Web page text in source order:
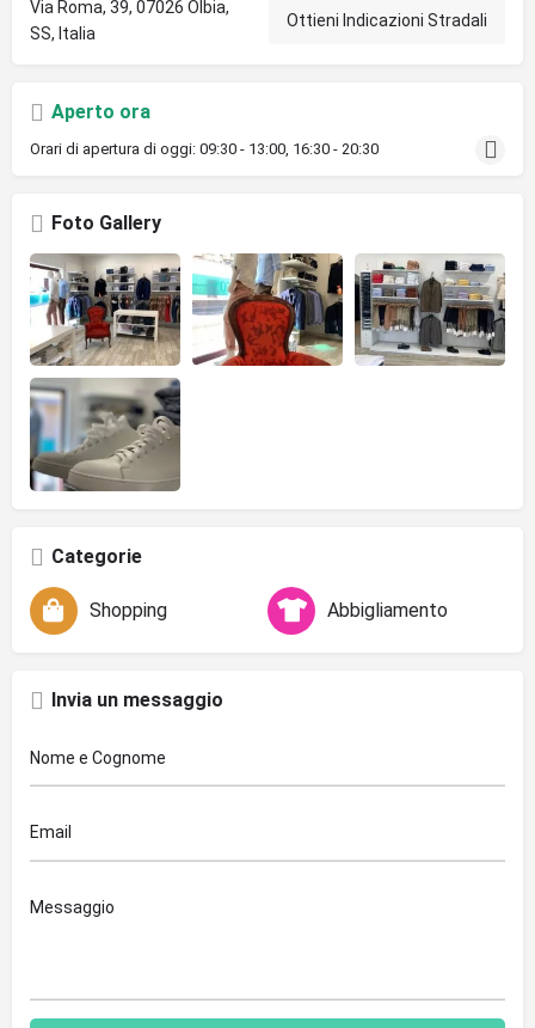
Via Roma, 39, 07026 Olbia,
SS, Italia
Ottieni Indicazioni Stradali
Aperto ora
Orari di apertura di oggi: 09:30 - 13:00, 16:30 - 20:30
Foto Gallery
Categorie
Shopping Abbigliamento
Invia un messaggio